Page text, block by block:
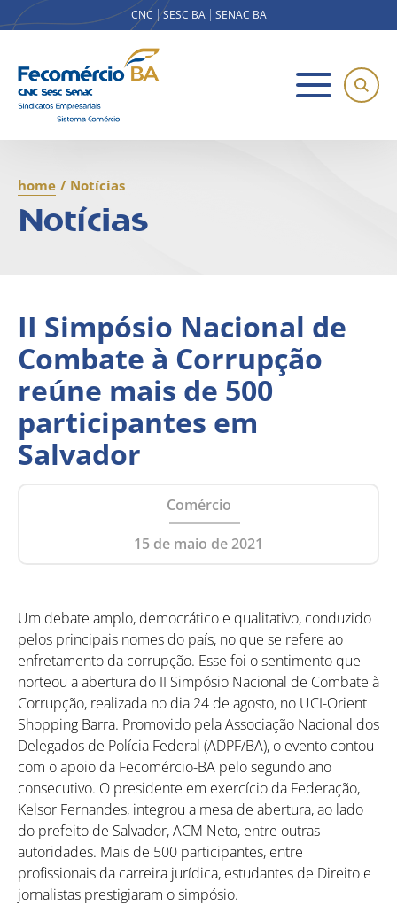
CNC SESC BA SENAC BA
home / Notícias
Notícias
II Simpósio Nacional de
Combate à Corrupção
reúne mais de 500
participantes em
Salvador
Comércio
15 de maio de 2021
Um debate amplo, democrático e qualitativo, conduzido
pelos principais nomes do país, no que se refere ao
enfretamento da corrupção. Esse foi o sentimento que
norteou a abertura do II Simpósio Nacional de Combate à
Corrupção, realizada no dia 24 de agosto, no UCI-Orient
Shopping Barra. Promovido pela Associação Nacional dos
Delegados de Polícia Federal (ADPF/BA), o evento contou
com o apoio da Fecomércio-BA pelo segundo ano
consecutivo. O presidente em exercício da Federação,
Kelsor Fernandes, integrou a mesa de abertura, ao lado
do prefeito de Salvador, ACM Neto, entre outras
autoridades. Mais de 500 participantes, entre
profissionais da carreira jurídica, estudantes de Direito e
jornalistas prestigiaram o simpósio.